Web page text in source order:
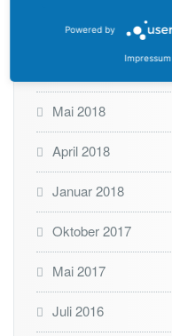
August 2018
Mai 2018
April 2018
Januar 2018
Oktober 2017
Mai 2017
Juli 2016
Powered by
Impressum